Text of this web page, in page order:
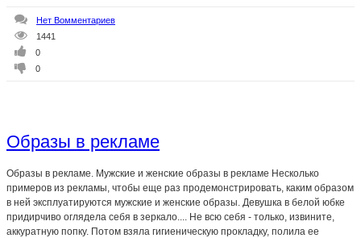
Нет Вомментариев
1441
0
0
Образы в рекламе
Образы в рекламе. Мужские и женские образы в рекламе Несколько
примеров из рекламы, чтобы еще раз продемонстрировать, каким образом
в ней эксплуатируются мужские и женские образы. Девушка в белой юбке
придирчиво оглядела себя в зеркало.... Не всю себя - только, извините,
аккуратную попку. Потом взяла гигиеническую прокладку, полила ее